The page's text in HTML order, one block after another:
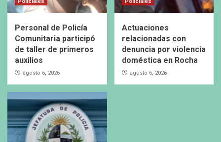
Personal de Policía
Comunitaria participó
de taller de primeros
auxilios
agosto 6, 2026
Actuaciones
relacionadas con
denuncia por violencia
doméstica en Rocha
agosto 6, 2026